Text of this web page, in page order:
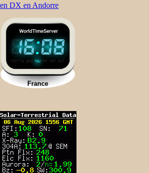
DX en Andorre